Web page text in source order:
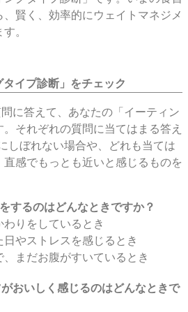
賢く、効率的にウェイトマネジメ
。
イプ診断」をチェック
に答えて、あなたの「イーティン
それぞれの質問に当てはまる答え
しぼれない場合や、どれも当ては
感でもっとも近いと感じるものを
するのはどんなときですか？
りをしているとき
やストレスを感じるとき
まだお腹がすいているとき
おいしく感じるのはどんなときで